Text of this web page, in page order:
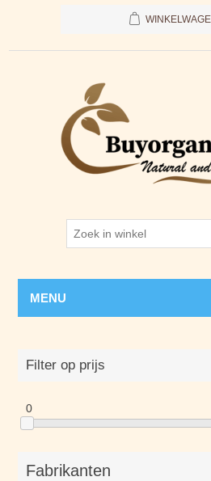
MENU
Filter op prijs
0
Fabrikanten